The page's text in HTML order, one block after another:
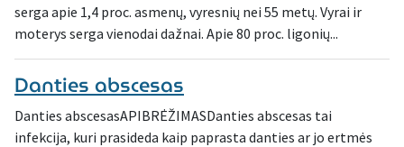
serga apie 1,4 proc. asmenų, vyresnių nei 55 metų. Vyrai ir
moterys serga vienodai dažnai. Apie 80 proc. ligonių...
Danties abscesas
Danties abscesasAPIBRĖŽIMASDanties abscesas tai
infekcija, kuri prasideda kaip paprasta danties ar jo ertmės